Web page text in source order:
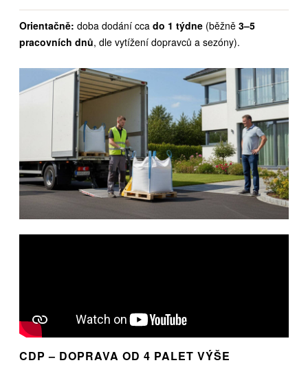
Orientačně: doba dodání cca do 1 týdne (běžně 3–5
pracovních dnů, dle vytížení dopravců a sezóny).
CDP – DOPRAVA OD 4 PALET VÝŠE